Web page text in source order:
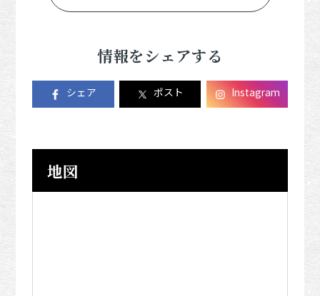
情報をシェアする
シェア ポスト Instagram
地図